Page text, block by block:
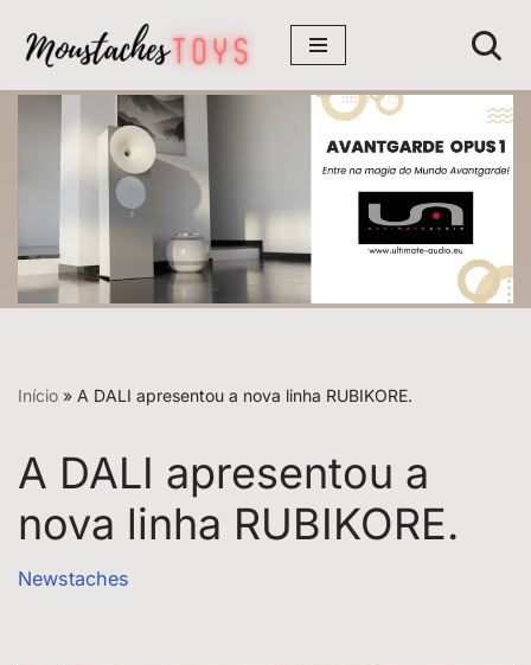
Avançar
para
conteúdo
Início » A DALI apresentou a nova linha RUBIKORE.
A DALI apresentou a
nova linha RUBIKORE.
Newstaches